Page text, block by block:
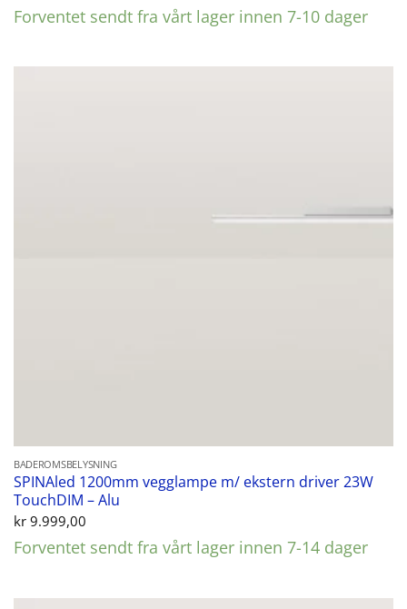
Forventet sendt fra vårt lager innen 7-10 dager
BADEROMSBELYSNING
SPINAled 1200mm vegglampe m/ ekstern driver 23W
TouchDIM – Alu
kr9.999,00
Forventet sendt fra vårt lager innen 7-14 dager